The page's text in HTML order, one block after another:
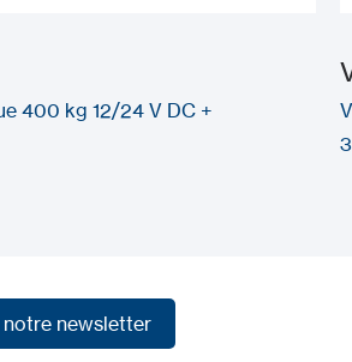
400 kg 12/24 V DC +
notre newsletter